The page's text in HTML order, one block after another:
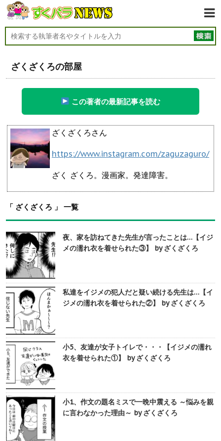
ざくざくろの部屋
この著者の最新記事を読む
ざくざくろさん
https://www.instagram.com/zaguzaguro/
ざく ざくろ。漫画家。発達障害。
「 ざくざくろ 」 一覧
夜、家を訪ねてきた先生が言ったことは…【イジ
メの濡れ衣を着せられた③】 by ざくざくろ
私達をイジメの犯人だと疑い続ける先生は…【イ
ジメの濡れ衣を着せられた②】 by ざくざくろ
小5、友達が女子トイレで・・・【イジメの濡れ
衣を着せられた①】 by ざくざくろ
小1、作文の題名ミスで一晩中震える ～悩みを親
に言わなかった理由～ by ざくざくろ